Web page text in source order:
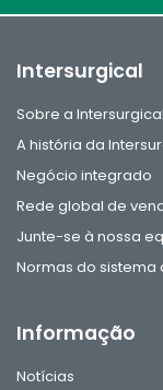
Intersurgical
Sobre a Intersurgical
A história da
Negócio integrado
Rede global de
Junte-se à nossa
Normas do
Informação
Notícias